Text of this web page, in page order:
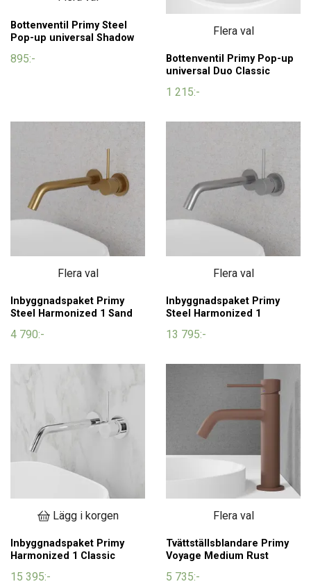
Bottenventil Primy Steel
Pop-up universal Shadow
895:-
Flera val
Bottenventil Primy Pop-up
universal Duo Classic
1 215:-
Flera val
Inbyggnadspaket Primy
Steel Harmonized 1 Sand
4 790:-
Flera val
Inbyggnadspaket Primy
Steel Harmonized 1
13 795:-
Lägg i korgen
Inbyggnadspaket Primy
Harmonized 1 Classic
15 395:-
Flera val
Tvättställsblandare Primy
Voyage Medium Rust
5 735:-